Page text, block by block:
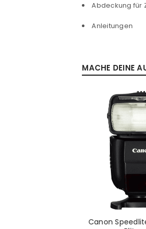
Abdeckung für
Anleitungen
MACHE DEINE
Canon